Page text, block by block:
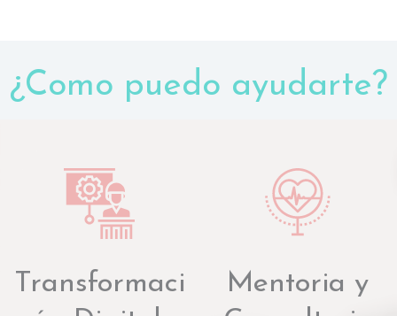
¿Como puedo ayudarte?
Transformaci
Mentoria y